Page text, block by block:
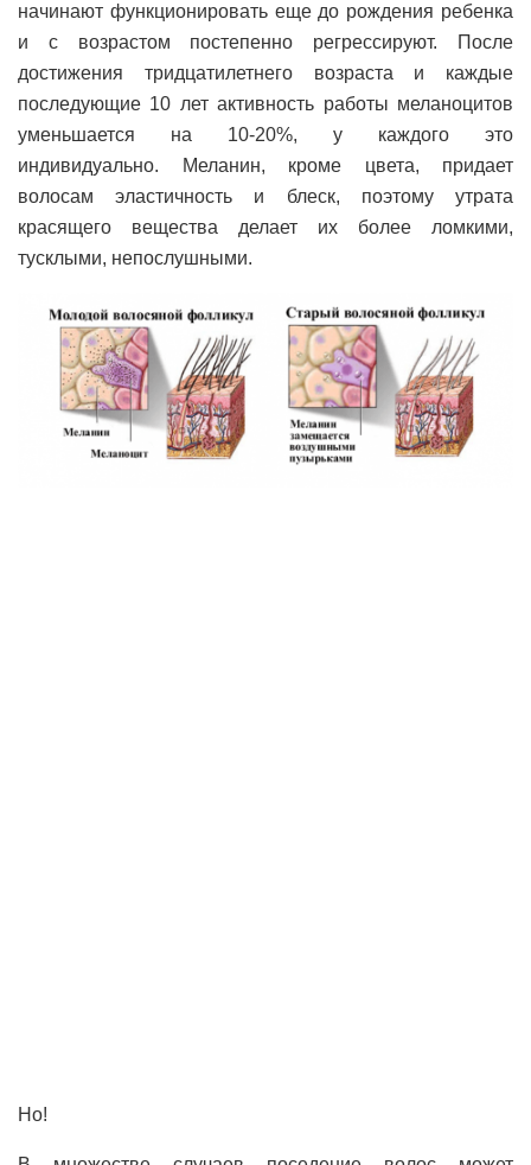
начинают функционировать еще до рождения ребенка
и с возрастом постепенно регрессируют. После
достижения тридцатилетнего возраста и каждые
последующие 10 лет активность работы меланоцитов
уменьшается на 10-20%, у каждого это
индивидуально. Меланин, кроме цвета, придает
волосам эластичность и блеск, поэтому утрата
красящего вещества делает их более ломкими,
тусклыми, непослушными.
Но!